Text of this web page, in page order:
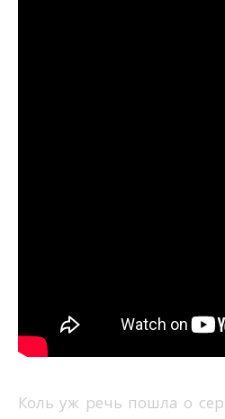
Коль уж речь пошла о